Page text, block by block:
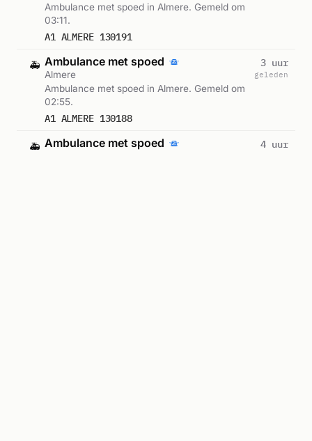
Ambulance met spoed in Almere. Gemeld om
03:11.
A1 ALMERE 130191
🚑 Ambulance met spoed
Almere
Ambulance met spoed in Almere. Gemeld om
02:55.
A1 ALMERE 130188
3 uur
geleden
🚑 Ambulance met spoed 4 uur